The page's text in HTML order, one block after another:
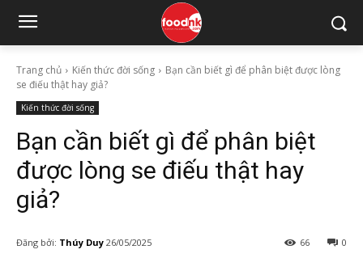
Trang chủ Kiến thức đời sống
Bạn cần biết gì để phân biệt được lòng
se điếu thật hay giả?
Kiến thức đời sống
Bạn cần biết gì để phân biệt
được lòng se điếu thật hay
giả?
Đăng bởi: Thúy Duy 26/05/2025 0
66